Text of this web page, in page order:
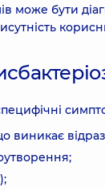
може бути
виникає